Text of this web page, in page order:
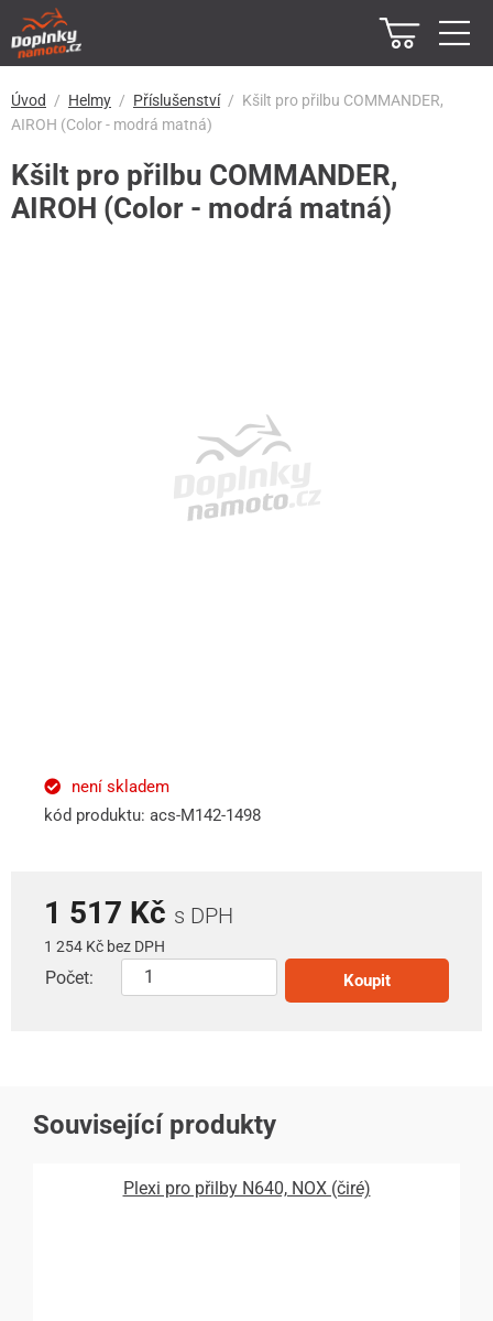
Úvod Helmy Příslušenství
Kšilt pro přilbu COMMANDER,
AIROH (Color - modrá matná)
Kšilt pro přilbu COMMANDER,
AIROH (Color - modrá matná)
není skladem
kód produktu: acs-M142-1498
1 517 Kč s DPH
1 254 Kč bez DPH
Počet: Koupit
Související produkty
Plexi pro přilby N640, NOX (čiré)